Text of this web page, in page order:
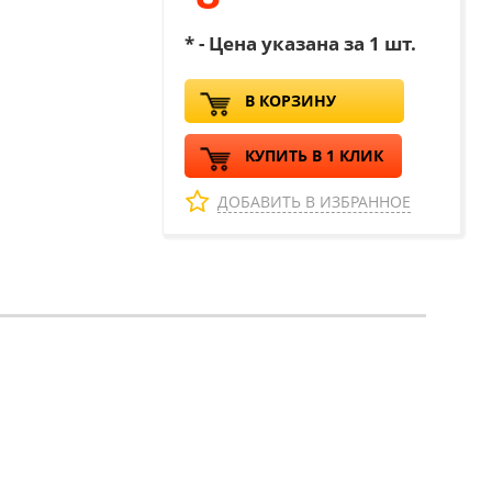
* - Цена указана за 1 шт.
В КОРЗИНУ
КУПИТЬ В 1 КЛИК
ДОБАВИТЬ В ИЗБРАННОЕ